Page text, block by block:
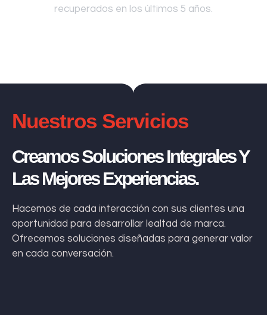
recuperados en los últimos 5 años.
Nuestros Servicios
Creamos Soluciones Integrales Y
Las Mejores Experiencias.
Hacemos de cada interacción con sus clientes una
oportunidad para desarrollar lealtad de marca.
Ofrecemos soluciones diseñadas para generar valor
en cada conversación.